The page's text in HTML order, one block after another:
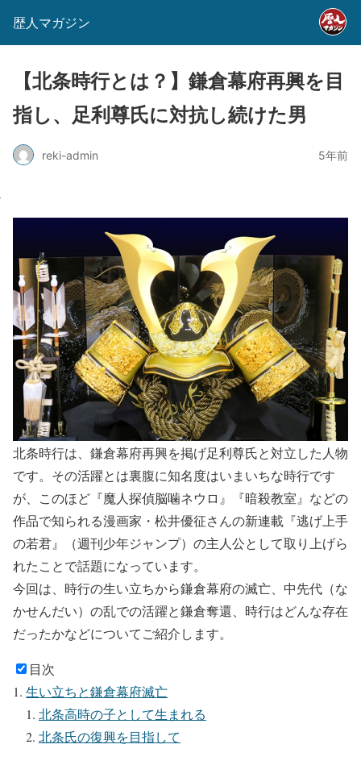
歴人マガジン
【北条時行とは？】鎌倉幕府再興を目
指し、足利尊氏に対抗し続けた男
reki-admin 5年前
北条時行は、鎌倉幕府再興を掲げ足利尊氏と対立した人物
です。その活躍とは裏腹に知名度はいまいちな時行です
が、このほど『魔人探偵脳噛ネウロ』『暗殺教室』などの
作品で知られる漫画家・松井優征さんの新連載『逃げ上手
の若君』（週刊少年ジャンプ）の主人公として取り上げら
れたことで話題になっています。
今回は、時行の生い立ちから鎌倉幕府の滅亡、中先代（な
かせんだい）の乱での活躍と鎌倉奪還、時行はどんな存在
だったかなどについてご紹介します。
目次
生い立ちと鎌倉幕府滅亡
北条高時の子として生まれる
北条氏の復興を目指して